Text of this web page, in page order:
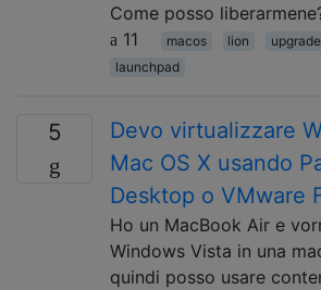
Come posso
11
macos lion upgrade
launchpad
5
Devo virtualizzare
Mac OS X usando
Desktop o VMware
Ho un MacBook Air e
Windows Vista in una
quindi posso usare